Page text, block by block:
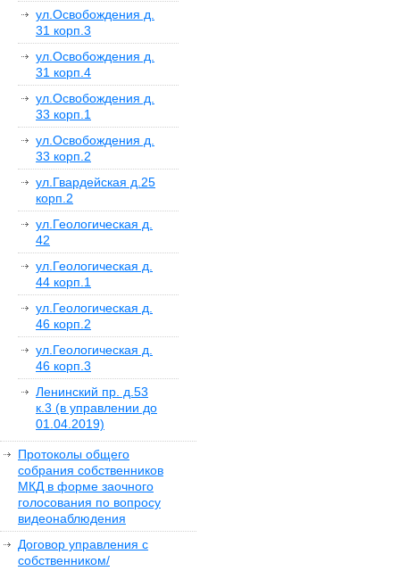
ул.Освобождения д.
31 корп.3
ул.Освобождения д.
31 корп.4
ул.Освобождения д.
33 корп.1
ул.Освобождения д.
33 корп.2
ул.Гвардейская д.25
корп.2
ул.Геологическая д.
42
ул.Геологическая д.
44 корп.1
ул.Геологическая д.
46 корп.2
ул.Геологическая д.
46 корп.3
Ленинский пр. д.53
к.3 (в управлении до
01.04.2019)
Протоколы общего
собрания собственников
МКД в форме заочного
голосования по вопросу
видеонаблюдения
Договор управления с
собственником/